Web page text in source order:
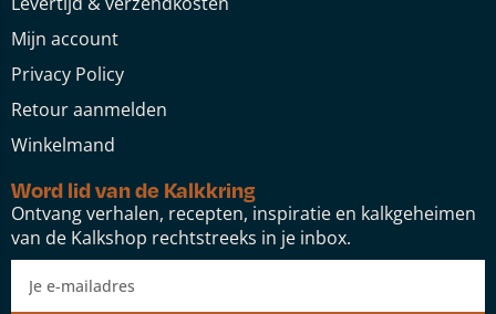
Mijn account
Privacy Policy
Retour aanmelden
Winkelmand
Word lid van de Kalkkring
Ontvang verhalen, recepten, inspiratie en kalkgeheimen
van de Kalkshop rechtstreeks in je inbox.